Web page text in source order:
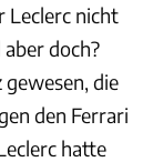
Leclerc nicht
doch?
die
den Ferrari
hatte